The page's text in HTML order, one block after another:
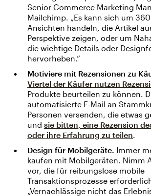
Senior Commerce Marketing
Mailchimp. „Es kann sich um
Ansichten handeln, die Artikel
Perspektive zeigen, oder um
die wichtige Details oder
hervorheben.“
Motiviere mit Rezensionen zu
Viertel der Käufer nutzen
Produkte beurteilen zu können.
automatisierte E-Mail an
Personen versenden, die etwas
und sie bitten, eine Rezension
oder ihre Erfahrung zu teilen.
Design für Mobilgeräte. Immer
kaufen mit Mobilgeräten. Nimm
vor, die für reibungslose mobile
Transaktionsprozesse
„Vernachlässige nicht das